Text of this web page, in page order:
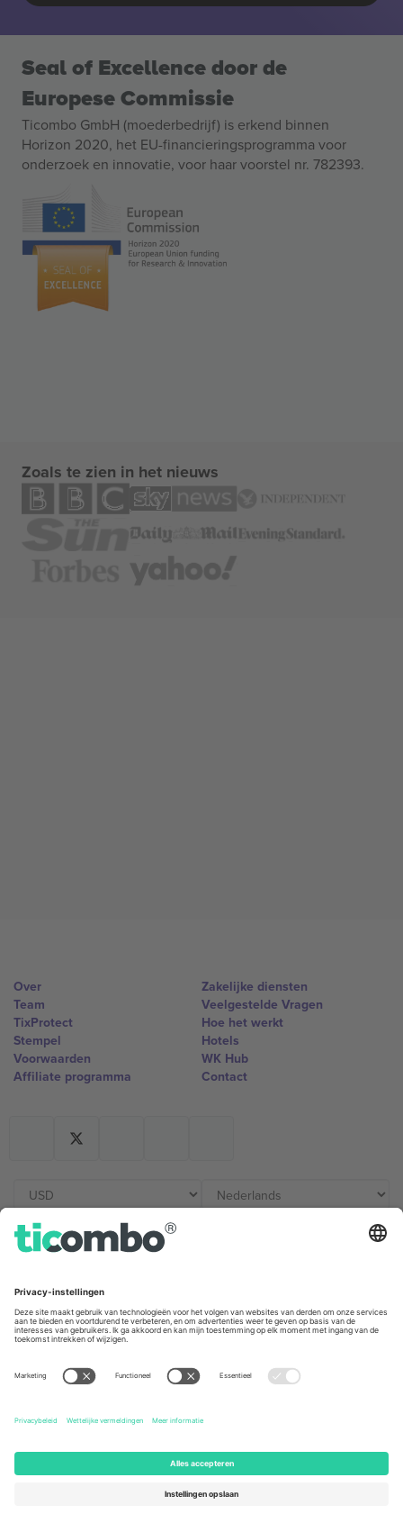
Seal of Excellence door de
Europese Commissie
Ticombo GmbH (moederbedrijf) is erkend binnen
Horizon 2020, het EU-financieringsprogramma voor
onderzoek en innovatie, voor haar voorstel nr. 782393.
Zoals te zien in het nieuws
Over
Team
TixProtect
Stempel
Voorwaarden
Affiliate programma
Zakelijke diensten
Veelgestelde Vragen
Hoe het werkt
Hotels
WK Hub
Contact
Germany
Unter den Linden 24, 10117
Berlin, Germany
167 City Road, London, Greater
131 Continental Dr, Suite 305,
United Arab Emirates